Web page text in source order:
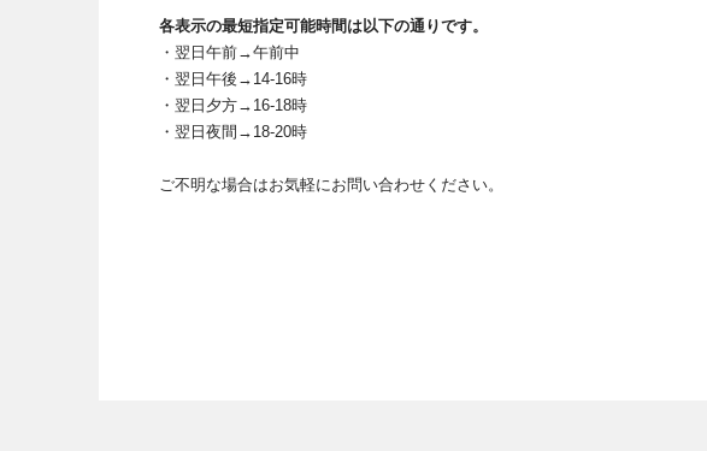
各表示の最短指定可能時間は以下の通りです。
・翌日午前→午前中
・翌日午後→14-16時
・翌日夕方→16-18時
・翌日夜間→18-20時
ご不明な場合はお気軽にお問い合わせください。